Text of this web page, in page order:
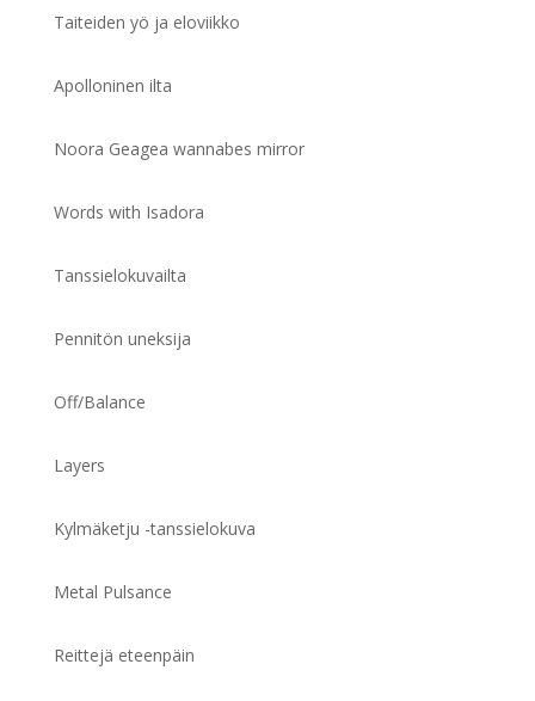
Taiteiden yö ja eloviikko
Apolloninen ilta
Noora Geagea wannabes mirror
Words with Isadora
Tanssielokuvailta
Pennitön uneksija
Off/Balance
Layers
Kylmäketju -tanssielokuva
Metal Pulsance
Reittejä eteenpäin